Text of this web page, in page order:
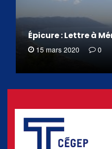
Épicure : Lettre à
15 mars 2020 0